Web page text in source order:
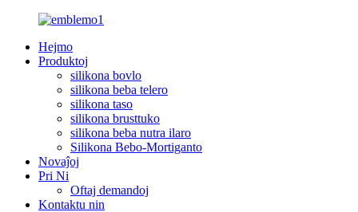
Hejmo
Produktoj
silikona bovlo
silikona beba telero
silikona taso
silikona brusttuko
silikona beba nutra ilaro
Silikona Bebo-Mortiganto
Novaĵoj
Pri Ni
Oftaj demandoj
Kontaktu nin